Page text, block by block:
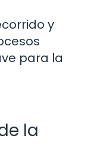
y
para la
la